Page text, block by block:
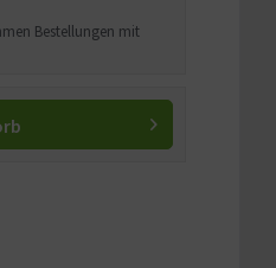
Bestellungen mit